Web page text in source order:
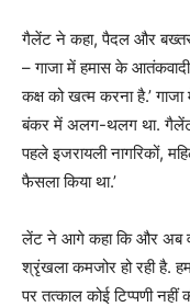
गैलेंट ने कहा, पैदल और
– गाजा में हमास के
कक्ष को खत्म करना है.’ गाजा
बंकर में अलग-थलग था. गैलेंट
पहले इजरायली नागरिकों,
फैसला किया था.’
लेंट ने आगे कहा कि और अब
श्रृंखला कमजोर हो रही है.
पर तत्काल कोई टिप्पणी